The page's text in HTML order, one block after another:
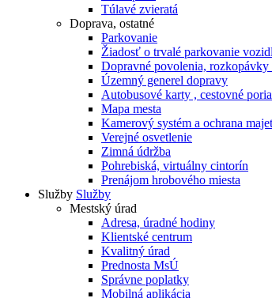
Túlavé zvieratá
Doprava, ostatné
Parkovanie
Žiadosť o trvalé parkovanie
Dopravné povolenia, rozkopávky
Územný generel dopravy
Autobusové karty , cestovné
Mapa mesta
Kamerový systém a ochrana
Verejné osvetlenie
Zimná údržba
Pohrebiská, virtuálny cintorín
Prenájom hrobového miesta
Služby Služby
Mestský úrad
Adresa, úradné hodiny
Klientské centrum
Kvalitný úrad
Prednosta MsÚ
Správne poplatky
Mobilná aplikácia